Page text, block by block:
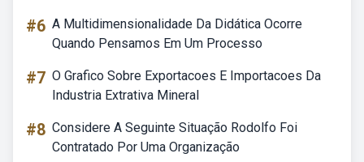
#6 A Multidimensionalidade Da Didática Ocorre
Quando Pensamos Em Um Processo
#7 O Grafico Sobre Exportacoes E Importacoes Da
Industria Extrativa Mineral
#8 Considere A Seguinte Situação Rodolfo Foi
Contratado Por Uma Organização